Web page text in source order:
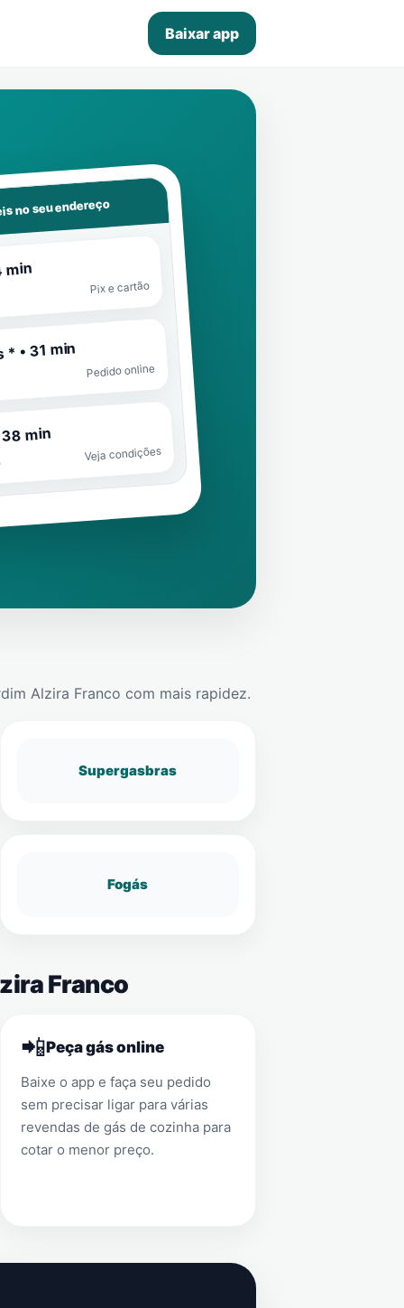
Baixar app
no seu endereço
min
Pix e cartão
• 31 min
Pedido online
min
Veja condições
Alzira Franco com mais rapidez.
Supergasbras
Fogás
Franco
📲Peça gás online
Baixe o app e faça seu pedido
sem precisar ligar para várias
revendas de gás de cozinha para
cotar o menor preço.